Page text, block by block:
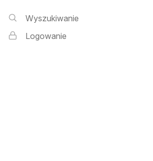
Wyszukiwarka i logowanie
Wyszukiwanie
Logowanie